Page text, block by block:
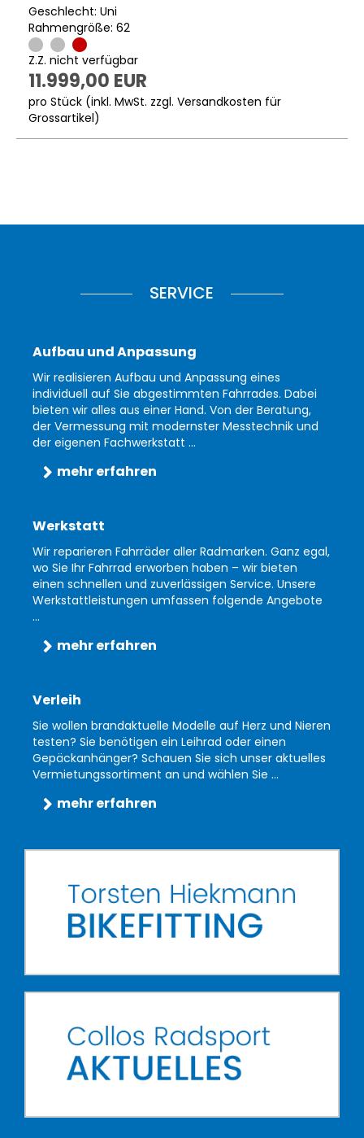
Geschlecht: Uni
Rahmengröße: 62
Z.Z. nicht verfügbar
11.999,00 EUR
pro Stück (inkl. MwSt. zzgl. Versandkosten für
Grossartikel)
SERVICE
Aufbau und Anpassung
Wir realisieren Aufbau und Anpassung eines
individuell auf Sie abgestimmten Fahrrades. Dabei
bieten wir alles aus einer Hand. Von der Beratung,
der Vermessung mit modernster Messtechnik und
der eigenen Fachwerkstatt ...
mehr erfahren
Werkstatt
Wir reparieren Fahrräder aller Radmarken. Ganz egal,
wo Sie Ihr Fahrrad erworben haben – wir bieten
einen schnellen und zuverlässigen Service. Unsere
Werkstattleistungen umfassen folgende Angebote
...
mehr erfahren
Verleih
Sie wollen brandaktuelle Modelle auf Herz und Nieren
testen? Sie benötigen ein Leihrad oder einen
Gepäckanhänger? Schauen Sie sich unser aktuelles
Vermietungssortiment an und wählen Sie ...
mehr erfahren